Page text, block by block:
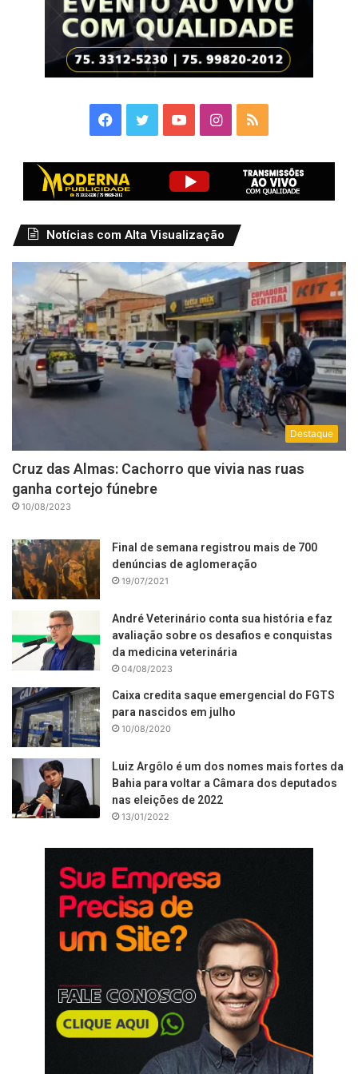
Facebook
TwitterYouTubeInstagram
RSS
Notícias com Alta Visualização
Destaque
Cruz das Almas: Cachorro que vivia nas ruas
ganha cortejo fúnebre
10/08/2023
Final de semana registrou mais de 700
denúncias de aglomeração
19/07/2021
André Veterinário conta sua história e faz
avaliação sobre os desafios e conquistas
da medicina veterinária
04/08/2023
Caixa credita saque emergencial do FGTS
para nascidos em julho
10/08/2020
Luiz Argôlo é um dos nomes mais fortes da
Bahia para voltar a Câmara dos deputados
nas eleições de 2022
13/01/2022